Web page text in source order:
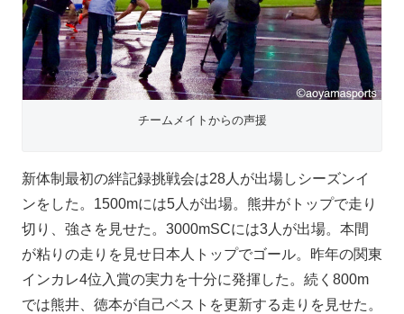
チームメイトからの声援
新体制最初の絆記録挑戦会は28人が出場しシーズンイ
ンをした。1500mには5人が出場。熊井がトップで走り
切り、強さを見せた。3000mSCには3人が出場。本間
が粘りの走りを見せ日本人トップでゴール。昨年の関東
インカレ4位入賞の実力を十分に発揮した。続く800m
では熊井、徳本が自己ベストを更新する走りを見せた。